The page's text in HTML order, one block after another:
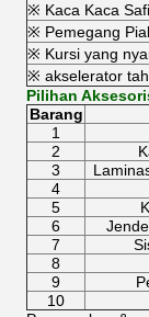
※ Kaca Kaca
※ Pemegang
※ Kursi yang
※ akselerator
Pilihan
Barang
1
2
3
4
5
6
7
8
9
10